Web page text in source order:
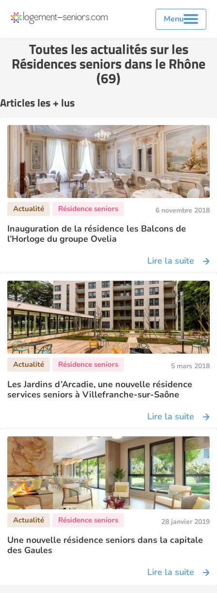
Menu
Toutes les actualités sur les
Résidences seniors dans le Rhône
(69)
Articles les + lus
6 novembre 2018
Inauguration de la résidence les Balcons de
l’Horloge du groupe Ovelia
Lire la suite
5 mars 2018
Les Jardins d’Arcadie, une nouvelle résidence
services seniors à Villefranche-sur-Saône
Lire la suite
28 janvier 2019
Une nouvelle résidence seniors dans la capitale
des Gaules
Lire la suite